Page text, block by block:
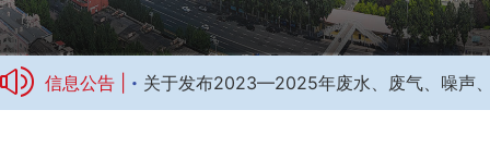
信息公告 | · 关于发布2023—2025年废水、废气、噪声